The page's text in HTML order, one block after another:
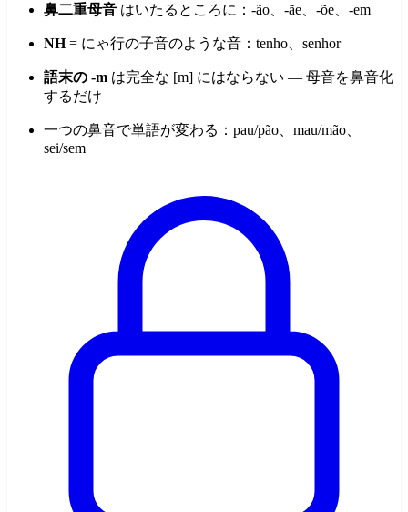
鼻二重母音 はいたるところに：-ão、-ãe、-õe、-em
NH= にゃ行の子音のような音：tenho、senhor
語末の -m は完全な [m] にはならない — 母音を鼻音化
するだけ
一つの鼻音で単語が変わる：pau/pão、mau/mão、
sei/sem